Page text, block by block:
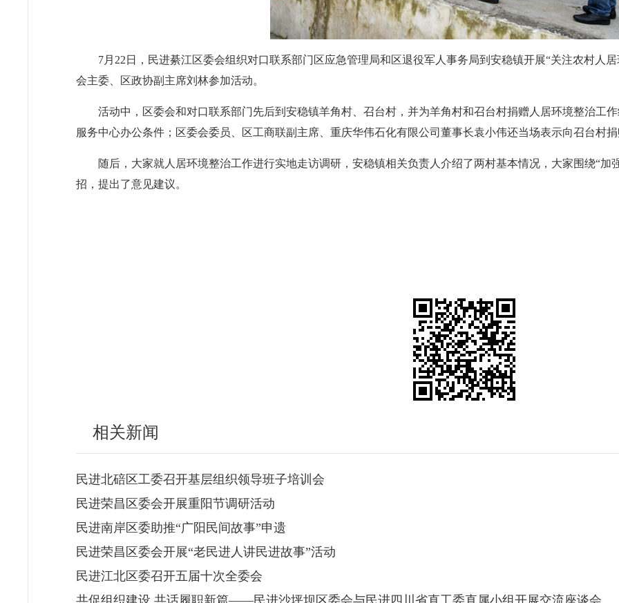
7月22日，民进綦江区委会组织对口联系部门区应急管理局和区退役军人事务局到安稳镇开展“关注农村人
会主委、区政协副主席刘林参加活动。
活动中，区委会和对口联系部门先后到安稳镇羊角村、召台村，并为羊角村和召台村捐赠人居环境整治工
服务中心办公条件；区委会委员、区工商联副主席、重庆华伟石化有限公司董事长袁小伟还当场表示向召台村
随后，大家就人居环境整治工作进行实地走访调研，安稳镇相关负责人介绍了两村基本情况，大家围绕“加
招，提出了意见建议。
相关新闻
民进北碚区工委召开基层组织领导班子培训会
民进荣昌区委会开展重阳节调研活动
民进南岸区委助推“广阳民间故事”申遗
民进荣昌区委会开展“老民进人讲民进故事”活动
民进江北区委召开五届十次全委会
共促组织建设 共话履职新篇——民进沙坪坝区委会与民进四川省直工委直属小组开展交流座谈会